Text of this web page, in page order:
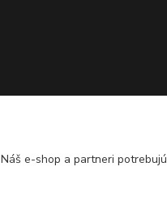
Náš e-shop a partneri